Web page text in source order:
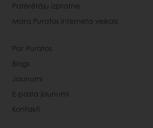
Patērētāju izpratne
Mans Puratos interneta veikals
Par Puratos
Blogs
Jaunumi
E-pasta jaunumi
Kontakti